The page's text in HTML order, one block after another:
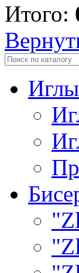
Итого: